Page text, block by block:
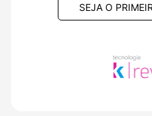
SEJA O